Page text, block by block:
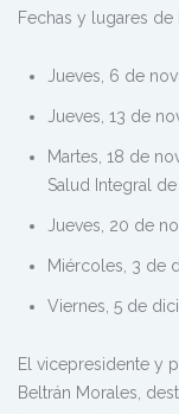
Fechas y lugares de
Jueves, 6 de
Jueves, 13 de
Martes, 18 de
Salud Integral
Jueves, 20 de
Miércoles, 3 de
Viernes, 5 de
El vicepresidente y
Beltrán Morales,